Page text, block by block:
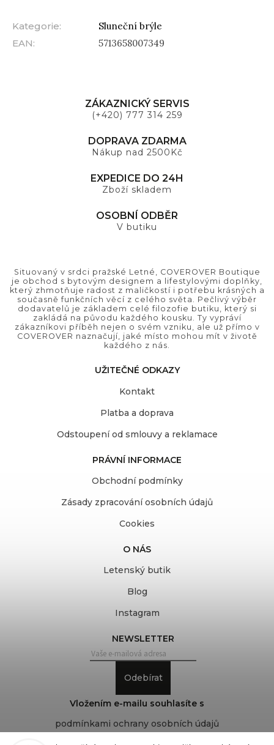
Kategorie:
Sluneční brýle
EAN: 5713658007349
ZÁKAZNICKÝ SERVIS
(+420) 777 314 259
DOPRAVA ZDARMA
Nákup nad 2500Kč
EXPEDICE DO 24H
Zboží skladem
OSOBNÍ ODBĚR
V butiku
Situovaný v srdci pražské Letné, COVEROVER Boutique
je obchod s bytovým designem a lifestylovými doplňky,
který zhmotňuje radost z maličkostí i potřebu krásných a
současně funkčních věcí z celého světa. Pečlivý výběr
dodavatelů je základem celé filozofie butiku, který si
zakládá na původu každého kousku. Ty vypráví
zákazníkovi příběh nejen o svém vzniku, ale už přímo v
COVEROVER naznačují, jaké místo mohou mít v životě
každého z nás.
UŽITEČNÉ ODKAZY
Kontakt
Platba a doprava
Odstoupení od smlouvy a reklamace
PRÁVNÍ INFORMACE
Obchodní podmínky
Zásady zpracování osobních údajů
Cookies
O NÁS
Letenský butik
Blog
Instagram
NEWSLETTER
Odebírat
Vložením e-mailu souhlasíte s
podmínkami ochrany osobních údajů